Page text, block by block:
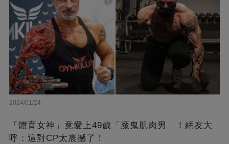
2024/01/24
「體育女神」竟愛上49歲「魔鬼肌肉男」！網友大
呼：這對CP太震撼了！